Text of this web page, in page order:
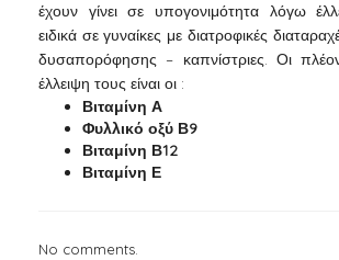
έχουν γίνει σε υπογονιμότητα λόγω
ειδικά σε γυναίκες με διατροφικές
δυσαπορόφησης – καπνίστριες. Οι
έλλειψη τους είναι οι :
Βιταμίνη Α
Φυλλικό οξύ Β9
Βιταμίνη Β12
Βιταμίνη Ε
No comments.